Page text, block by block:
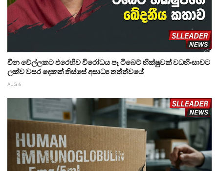
චීන වේල්ලකට එරෙහිව විරෝධය පෑ ටිබෙට් භික්ෂුවක් වධහිංසාවට
ලක්ව වසර දෙකක් තිස්සේ අසාධ්‍ය තත්ත්වයේ
AUG 6